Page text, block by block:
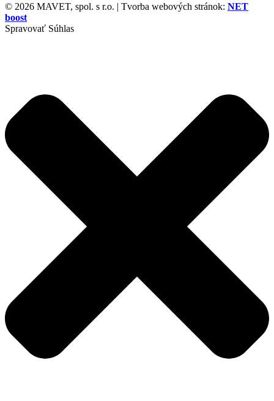
© 2026 MAVET, spol. s r.o. | Tvorba webových stránok: NET
boost
Spravovať Súhlas